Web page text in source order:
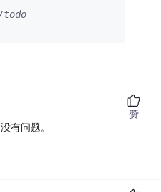
有问题。
赞